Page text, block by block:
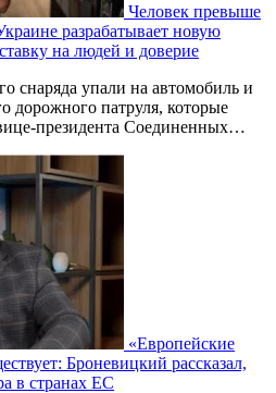
Человек превыше
разрабатывает новую
на людей и доверие
снаряда упали на автомобиль и
дорожного патруля, которые
президента Соединенных…
«Европейские
Броневицкий рассказал,
в странах ЕС